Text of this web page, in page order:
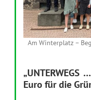
Am Winterplatz –
„UNTERWEGS
Euro für die